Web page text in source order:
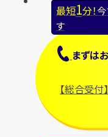
最短1分！
す
まずは
【総合受